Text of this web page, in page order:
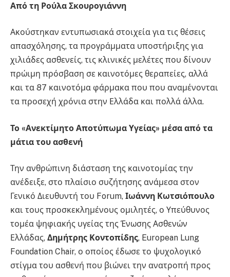
Από τη Ρούλα Σκουρογιάννη
Ακούστηκαν εντυπωσιακά στοιχεία για τις θέσεις
απασχόλησης, τα προγράμματα υποστήριξης για
χιλιάδες ασθενείς, τις κλινικές μελέτες που δίνουν
πρώιμη πρόσβαση σε καινοτόμες θεραπείες, αλλά
και τα 87 καινοτόμα φάρμακα που που αναμένονται
τα προσεχή χρόνια στην Ελλάδα και πολλά άλλα.
Το «Ανεκτίμητο Αποτύπωμα Υγείας» μέσα από τα
μάτια του ασθενή
Την ανθρώπινη διάσταση της καινοτομίας την
ανέδειξε, στο πλαίσιο συζήτησης ανάμεσα στον
Γενικό Διευθυντή του Forum, Ιωάννη Κωτσιόπουλο
και τους προσκεκλημένους ομιλητές, ο Υπεύθυνος
τομέα ψηφιακής υγείας της Ένωσης Ασθενών
Ελλάδας, Δημήτρης Κοντοπίδης, European Lung
Foundation Chair, ο οποίος έδωσε το ψυχολογικό
στίγμα του ασθενή που βιώνει την ανατροπή προς